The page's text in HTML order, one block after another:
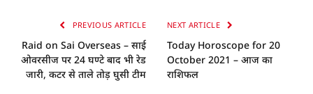
PREVIOUS ARTICLE
Raid on Sai Overseas – साई
ओवरसीज पर 24 घण्टे बाद भी रेड
जारी, कटर से ताले तोड़ घुसी टीम
NEXT ARTICLE
Today Horoscope for 20
October 2021 – आज का
राशिफल